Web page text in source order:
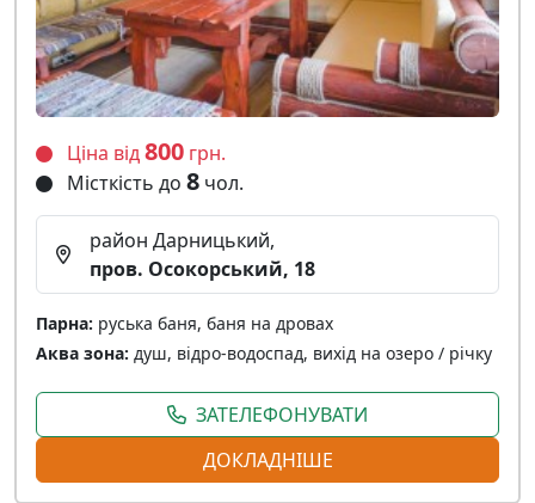
Ціна від800 грн.
Місткість до 8 чол.
район Дарницький,
пров. Осокорський, 18
Парна: руська баня, баня на дровах
Аква зона: душ, відро-водоспад, вихід на озеро / річку
ЗАТЕЛЕФОНУВАТИ
ДОКЛАДНІШЕ